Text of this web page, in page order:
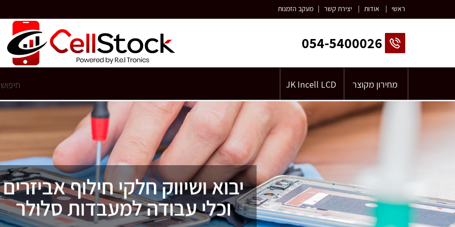
ראשי | אודות | יצירת קשר | מעקב הזמנות
054-5400026
מחירון מקוצר JK Incell LCD